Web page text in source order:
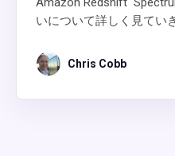
いについて詳しく見てい
Chris Cobb